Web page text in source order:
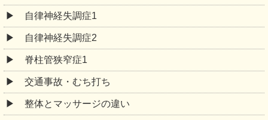
自律神経失調症1
自律神経失調症2
脊柱管狭窄症1
交通事故・むち打ち
整体とマッサージの違い